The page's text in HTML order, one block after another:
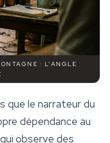
: L'ANGLE
que le narrateur du
dépendance au
observe des